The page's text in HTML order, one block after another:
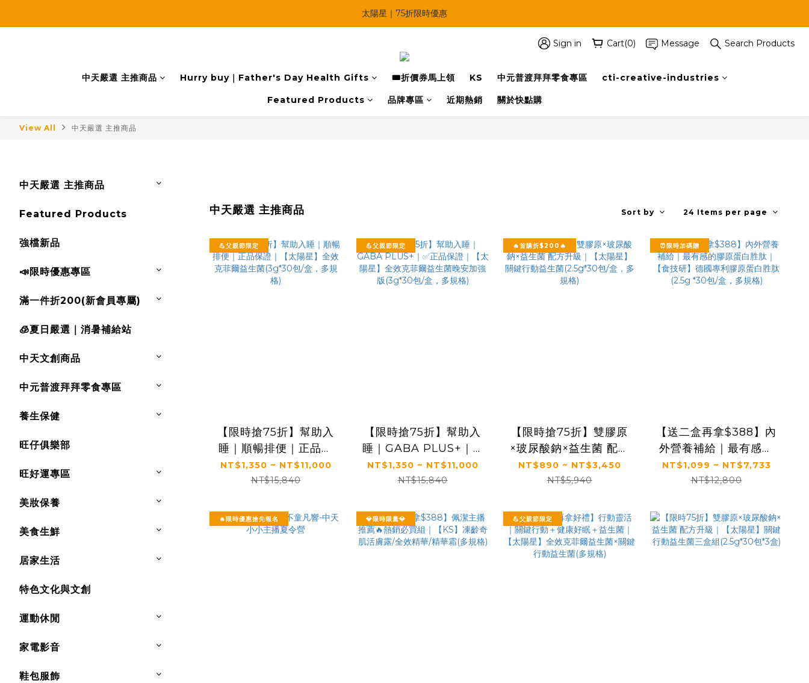
🔥父親節多重優惠一次享！
太陽星｜75折限時優惠
Sign in Cart(0) Message Search Products
中天嚴選 主推商品 Hurry buy｜Father's Day Health Gifts 🎟️折價券馬上領 KS 中元普渡拜拜零食專區 cti-creative-industries
Featured Products 品牌專區 近期熱銷 關於快點購
View All 中天嚴選 主推商品
中天嚴選 主推商品
Featured Products
強檔新品
📣限時優惠專區
滿一件折200(新會員專屬)
🧊夏日嚴選｜消暑補給站
中天文創商品
中元普渡拜拜零食專區
養生保健
旺仔俱樂部
旺好運專區
美妝保養
美食生鮮
居家生活
特色文化與文創
運動休閒
家電影音
鞋包服飾
中天嚴選 主推商品 Sort by 24 Items per page
💪父親節限定
【限時搶75折】幫助入
睡｜順暢排便｜正品保
證｜【太陽星】全效克
菲爾益生菌(3g*30包/
NT$1,350 ~ NT$11,000
NT$15,840
💪父親節限定
【限時搶75折】幫助入
睡｜GABA PLUS+｜✅
正品保證｜【太陽星】
全效克菲爾益生菌晚安
多規格)
NT$1,350 ~ NT$11,000
NT$15,840
🔥首購折$200🔥
【限時搶75折】雙膠原
×玻尿酸鈉×益生菌 配方
升級｜【太陽星】關鍵
行動益生菌(2.5g*30包/
NT$890 ~ NT$3,450
NT$5,940
⏰限時加碼贈
【送二盒再拿$388】內
外營養補給｜最有感的
膠原蛋白胜肽｜【食技
研】德國專利膠原蛋白
多規格)
NT$1,099 ~ NT$7,733
NT$12,800
🔥限時優惠搶先報名 💎限時限量💎 💪父親節限定